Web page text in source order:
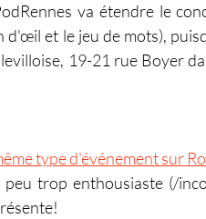
va étendre le
et le jeu de mots),
19-21 rue Boyer
type d'événement sur
trop enthousiaste (/